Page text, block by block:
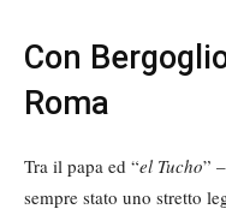
Con
Roma
Tra il papa ed “el Tucho”
sempre stato uno stretto